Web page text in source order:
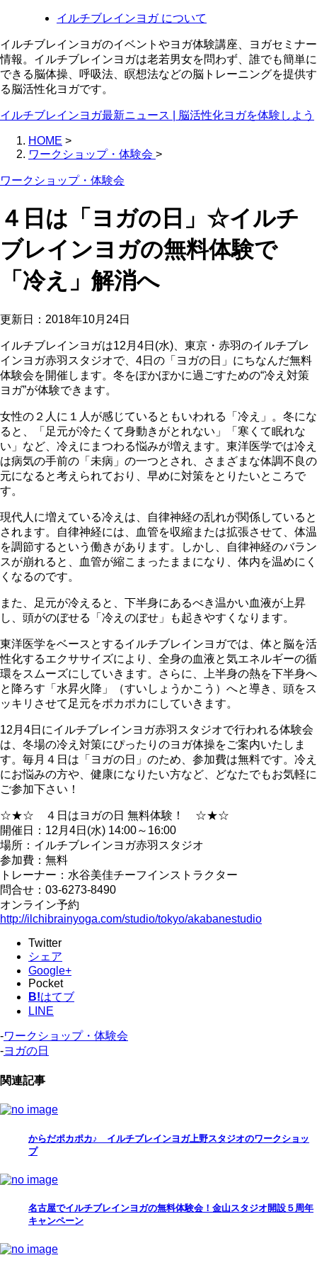
イルチブレインヨガ について
イルチブレインヨガのイベントやヨガ体験講座、ヨガセミナー
情報。イルチブレインヨガは老若男女を問わず、誰でも簡単に
できる脳体操、呼吸法、瞑想法などの脳トレーニングを提供す
る脳活性化ヨガです。
イルチブレインヨガ最新ニュース | 脳活性化ヨガを体験しよう
HOME >
ワークショップ・体験会 >
ワークショップ・体験会
４日は「ヨガの日」☆イルチ
ブレインヨガの無料体験で
「冷え」解消へ
更新日： 2018年10月24日
イルチブレインヨガは12月4日(水)、東京・赤羽のイルチブレ
インヨガ赤羽スタジオで、4日の「ヨガの日」にちなんだ無料
体験会を開催します。冬をぽかぽかに過ごすための“冷え対策
ヨガ”が体験できます。
女性の２人に１人が感じているともいわれる「冷え」。冬にな
ると、「足元が冷たくて身動きがとれない」「寒くて眠れな
い」など、冷えにまつわる悩みが増えます。東洋医学では冷え
は病気の手前の「未病」の一つとされ、さまざまな体調不良の
元になると考えられており、早めに対策をとりたいところで
す。
現代人に増えている冷えは、自律神経の乱れが関係していると
されます。自律神経には、血管を収縮または拡張させて、体温
を調節するという働きがあります。しかし、自律神経のバラン
スが崩れると、血管が縮こまったままになり、体内を温めにく
くなるのです。
また、足元が冷えると、下半身にあるべき温かい血液が上昇
し、頭がのぼせる「冷えのぼせ」も起きやすくなります。
東洋医学をベースとするイルチブレインヨガでは、体と脳を活
性化するエクササイズにより、全身の血液と気エネルギーの循
環をスムーズにしていきます。さらに、上半身の熱を下半身へ
と降ろす「水昇火降」（すいしょうかこう）へと導き、頭をス
ッキリさせて足元をポカポカにしていきます。
12月4日にイルチブレインヨガ赤羽スタジオで行われる体験会
は、冬場の冷え対策にぴったりのヨガ体操をご案内いたしま
す。毎月４日は「ヨガの日」のため、参加費は無料です。冷え
にお悩みの方や、健康になりたい方など、どなたでもお気軽に
ご参加下さい！
☆★☆ ４日はヨガの日 無料体験！ ☆★☆
開催日：12月4日(水) 14:00～16:00
場所：イルチブレインヨガ赤羽スタジオ
参加費：無料
トレーナー：水谷美佳チーフインストラクター
問合せ：03-6273-8490
オンライン予約
http://ilchibrainyoga.com/studio/tokyo/akabanestudio
Twitter
シェア
Google+
Pocket
B!はてブ
LINE
-ワークショップ・体験会
-ヨガの日
関連記事
からだポカポカ♪ イルチブレインヨガ上野スタジオのワークショッ
プ
名古屋でイルチブレインヨガの無料体験会！金山スタジオ開設５周年
キャンペーン